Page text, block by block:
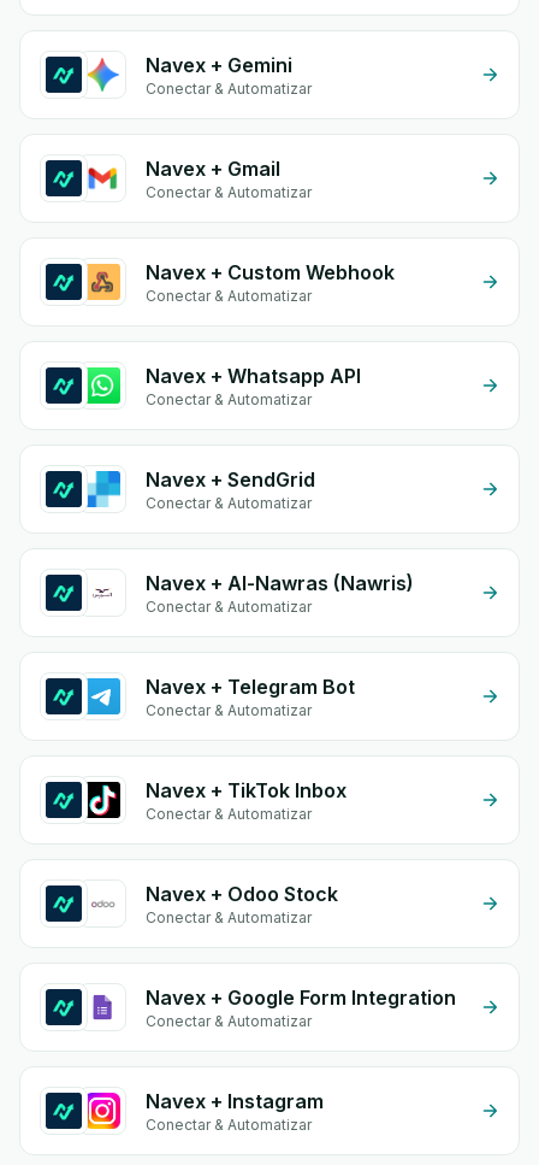
Navex + Gemini
Conectar & Automatizar
Navex + Gmail
Conectar & Automatizar
Navex + Custom Webhook
Conectar & Automatizar
Navex + Whatsapp API
Conectar & Automatizar
Navex + SendGrid
Conectar & Automatizar
Navex + Al-Nawras (Nawris)
Conectar & Automatizar
Navex + Telegram Bot
Conectar & Automatizar
Navex + TikTok Inbox
Conectar & Automatizar
Navex + Odoo Stock
Conectar & Automatizar
Navex + Google Form Integration
Conectar & Automatizar
Navex + Instagram
Conectar & Automatizar